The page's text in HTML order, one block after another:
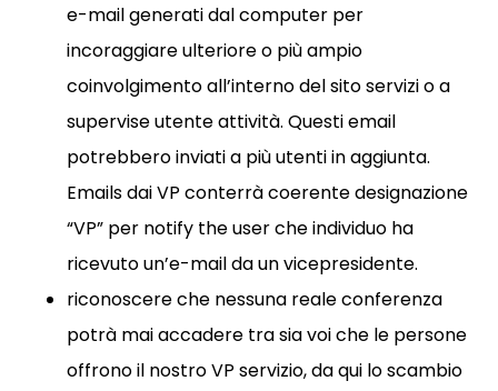
e-mail generati dal computer per
incoraggiare ulteriore o più ampio
coinvolgimento all’interno del sito servizi o a
supervise utente attività. Questi email
potrebbero inviati a più utenti in aggiunta.
Emails dai VP conterrà coerente designazione
“VP” per notify the user che individuo ha
ricevuto un’e-mail da un vicepresidente.
riconoscere che nessuna reale conferenza
potrà mai accadere tra sia voi che le persone
offrono il nostro VP servizio, da qui lo scambio